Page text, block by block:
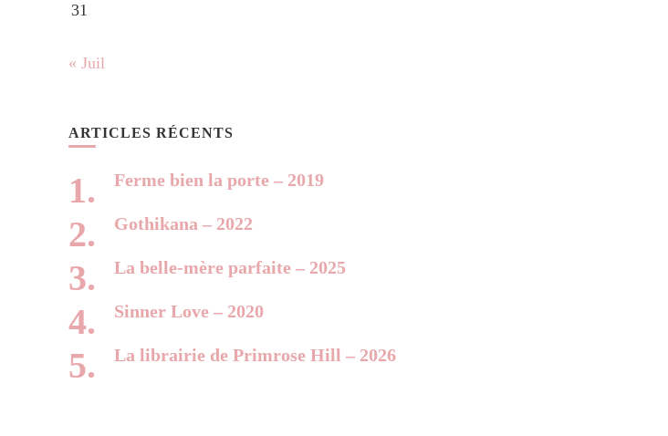
31
« Juil
ARTICLES RÉCENTS
Ferme bien la porte – 2019
Gothikana – 2022
La belle-mère parfaite – 2025
Sinner Love – 2020
La librairie de Primrose Hill – 2026